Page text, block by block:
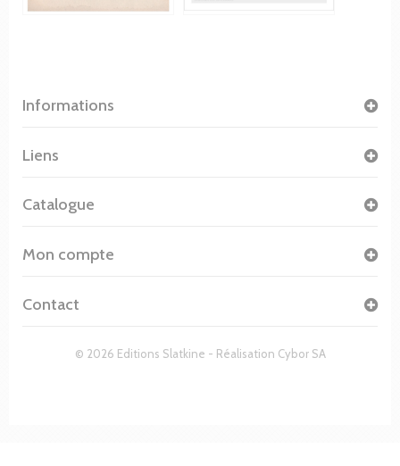
Informations
© 2026 Editions Slatkine - Réalisation Cybor SA
Liens
Catalogue
Mon compte
Contact